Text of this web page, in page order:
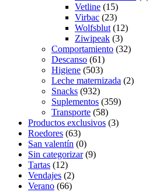
Vetline (15)
Virbac (23)
Wolfsblut (12)
Ziwipeak (3)
Comportamiento (32)
Descanso (61)
Higiene (503)
Leche maternizada (2)
Snacks (932)
Suplementos (359)
Transporte (58)
Productos exclusivos (3)
Roedores (63)
San valentín (0)
Sin categorizar (9)
Tartas (12)
Vendajes (2)
Verano (66)